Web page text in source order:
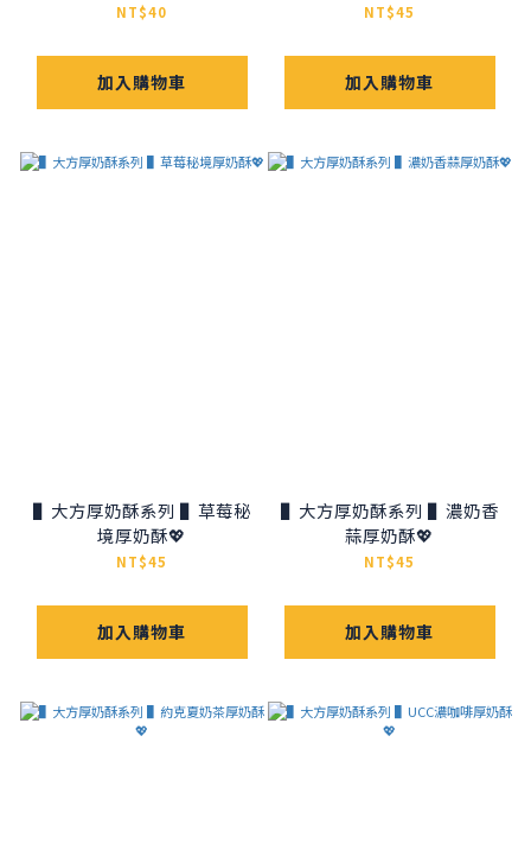
NT$40
加入購物車
NT$45
加入購物車
▌大方厚奶酥系列 ▌草莓秘
境厚奶酥💖
NT$45
加入購物車
▌大方厚奶酥系列 ▌濃奶香
蒜厚奶酥💖
NT$45
加入購物車